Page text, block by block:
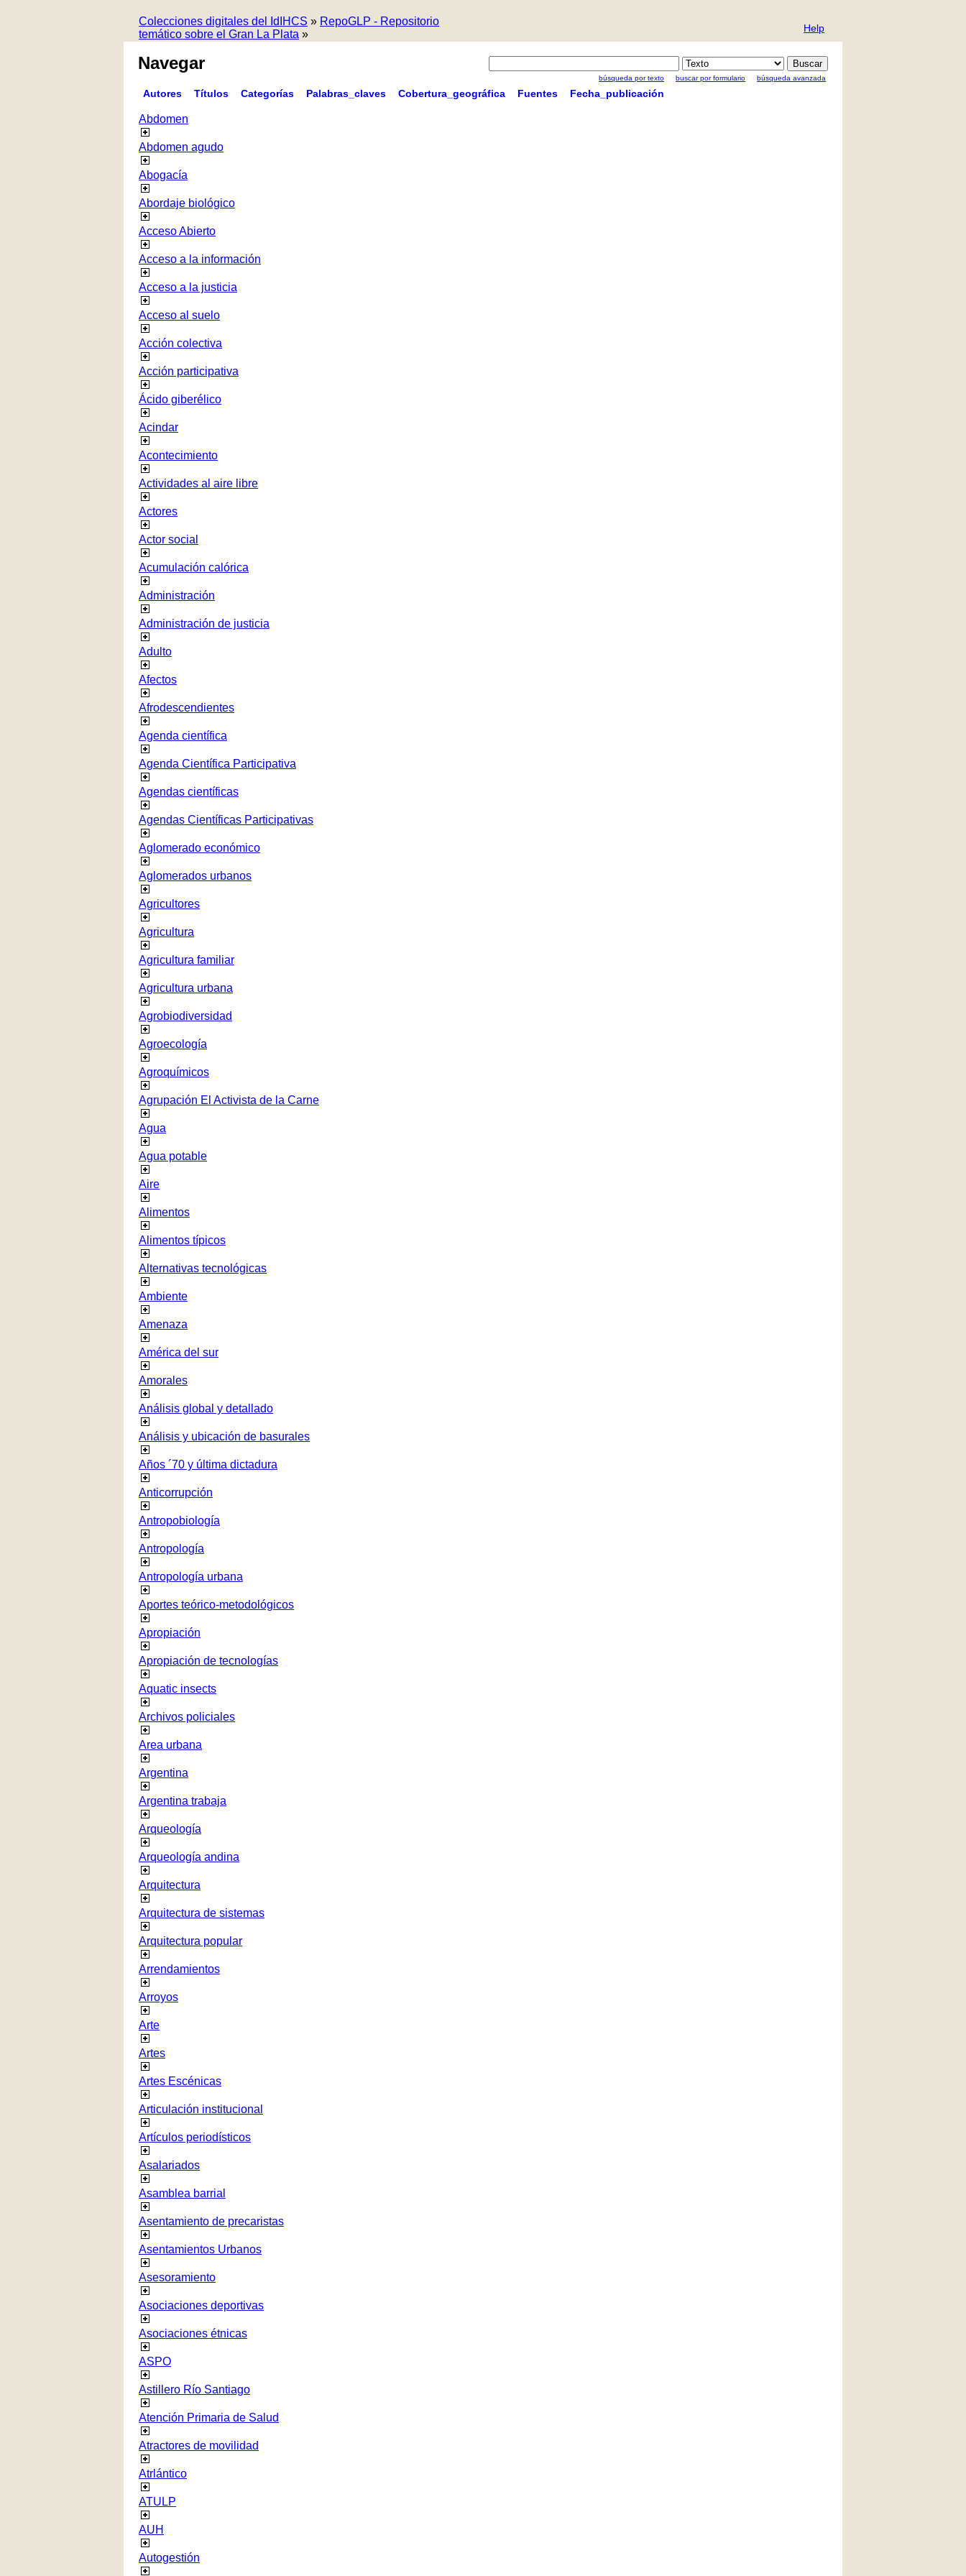
Colecciones digitales del IdIHCS » RepoGLP - Repositorio
temático sobre el Gran La Plata » Help
Navegar
búsqueda por texto buscar por formulario búsqueda avanzada
Autores Títulos Categorías Palabras_claves Cobertura_geográfica Fuentes Fecha_publicación
Abdomen
Abdomen agudo
Abogacía
Abordaje biológico
Acceso Abierto
Acceso a la información
Acceso a la justicia
Acceso al suelo
Acción colectiva
Acción participativa
Ácido giberélico
Acindar
Acontecimiento
Actividades al aire libre
Actores
Actor social
Acumulación calórica
Administración
Administración de justicia
Adulto
Afectos
Afrodescendientes
Agenda científica
Agenda Científica Participativa
Agendas científicas
Agendas Científicas Participativas
Aglomerado económico
Aglomerados urbanos
Agricultores
Agricultura
Agricultura familiar
Agricultura urbana
Agrobiodiversidad
Agroecología
Agroquímicos
Agrupación El Activista de la Carne
Agua
Agua potable
Aire
Alimentos
Alimentos típicos
Alternativas tecnológicas
Ambiente
Amenaza
América del sur
Amorales
Análisis global y detallado
Análisis y ubicación de basurales
Años ´70 y última dictadura
Anticorrupción
Antropobiología
Antropología
Antropología urbana
Aportes teórico-metodológicos
Apropiación
Apropiación de tecnologías
Aquatic insects
Archivos policiales
Area urbana
Argentina
Argentina trabaja
Arqueología
Arqueología andina
Arquitectura
Arquitectura de sistemas
Arquitectura popular
Arrendamientos
Arroyos
Arte
Artes
Artes Escénicas
Articulación institucional
Artículos periodísticos
Asalariados
Asamblea barrial
Asentamiento de precaristas
Asentamientos Urbanos
Asesoramiento
Asociaciones deportivas
Asociaciones étnicas
ASPO
Astillero Río Santiago
Atención Primaria de Salud
Atractores de movilidad
Atrlántico
ATULP
AUH
Autogestión